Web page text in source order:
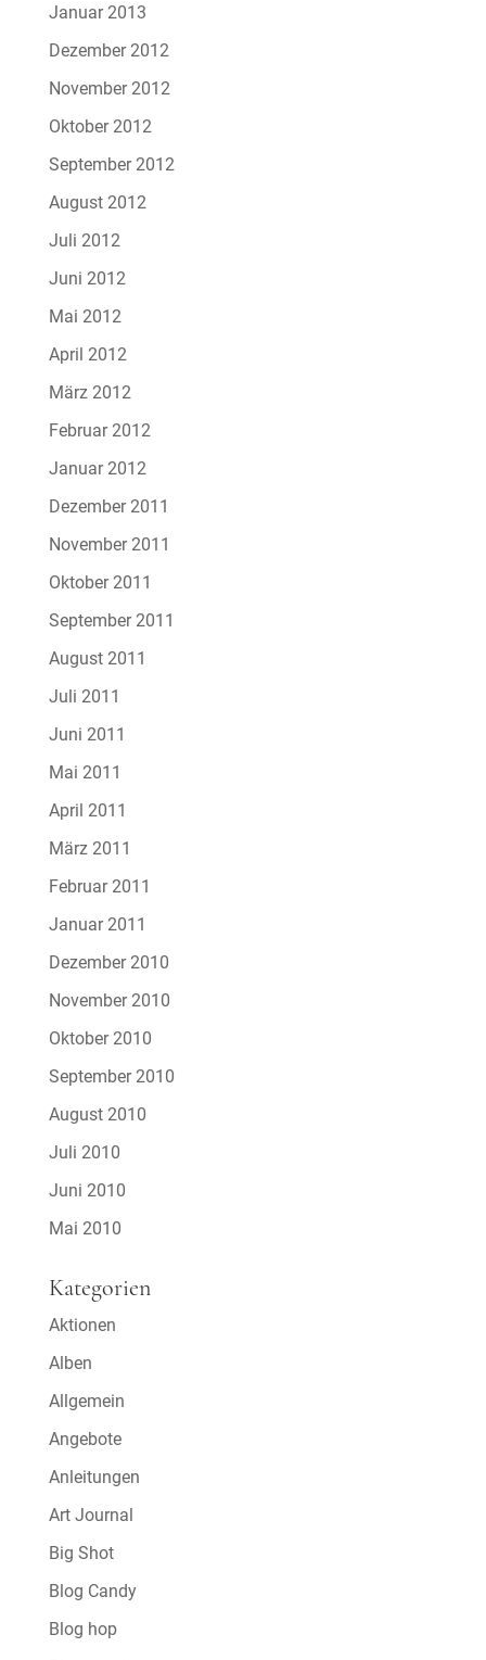
Januar 2013
Dezember 2012
November 2012
Oktober 2012
September 2012
August 2012
Juli 2012
Juni 2012
Mai 2012
April 2012
März 2012
Februar 2012
Januar 2012
Dezember 2011
November 2011
Oktober 2011
September 2011
August 2011
Juli 2011
Juni 2011
Mai 2011
April 2011
März 2011
Februar 2011
Januar 2011
Dezember 2010
November 2010
Oktober 2010
September 2010
August 2010
Juli 2010
Juni 2010
Mai 2010
Kategorien
Aktionen
Alben
Allgemein
Angebote
Anleitungen
Art Journal
Big Shot
Blog Candy
Blog hop